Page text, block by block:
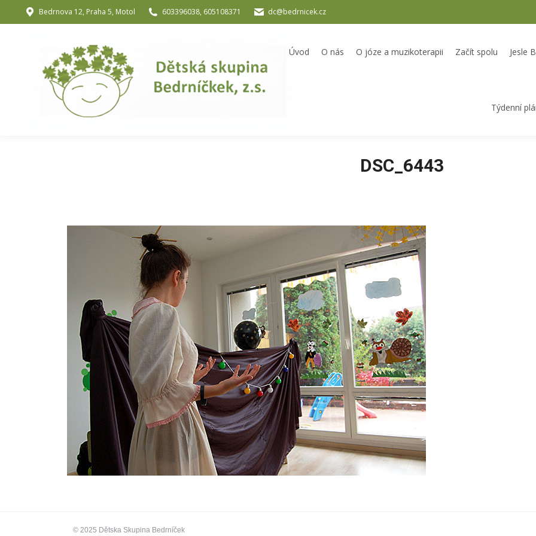
Bedrnova 12, Praha 5, Motol 603396038, 605108371 dc@bedrnicek.cz
Úvod O nás O józe a muzikoterapii Začít spolu Jesle
Týdenní
DSC_6443
© 2025 Dětska Skupina Bedrníček
Úvod O nás O józe a muzikoterapii Začít spolu Jesle Bedrníček Školka Bedrníček